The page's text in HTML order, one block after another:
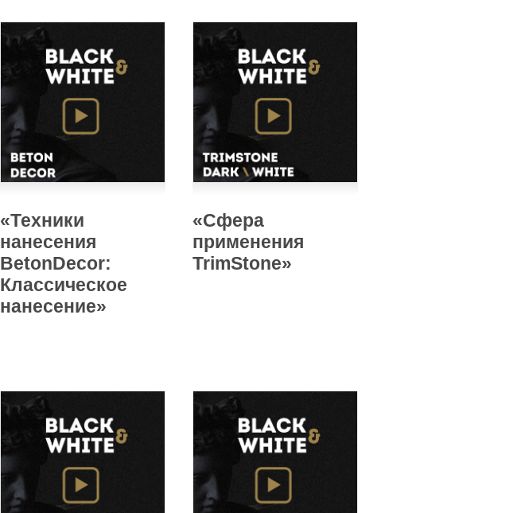
«Техники
нанесения
BetonDecor:
Классическое
нанесение»
«Сфера
применения
TrimStone»